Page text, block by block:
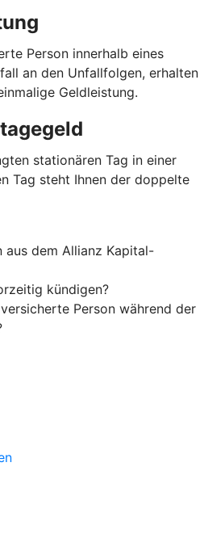
Person innerhalb eines
an den Unfallfolgen, erhalten
Geldleistung.
stationären Tag in einer
Tag steht Ihnen der doppelte
aus dem Allianz Kapital-
kündigen?
Person während der